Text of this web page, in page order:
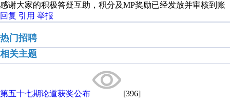
感谢大家的积极答疑互助，积分及MP奖励已经发放并审核到账
回复 引用 举报
热门招聘
相关主题
第五十七期论道获奖公布 [396]